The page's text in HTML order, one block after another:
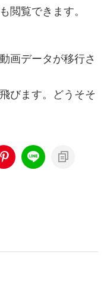
閲覧できます。
画データが移行さ
びます。どうそそ